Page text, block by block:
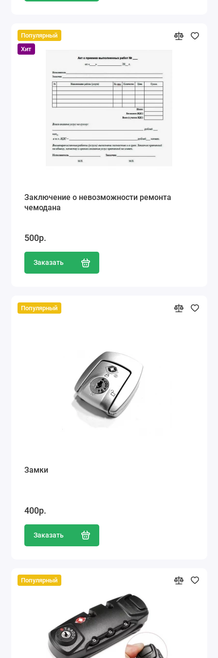
Популярный
Хит
Заключение о невозможности ремонта
чемодана
500р.
Заказать
Популярный
Замки
400р.
Заказать
Популярный